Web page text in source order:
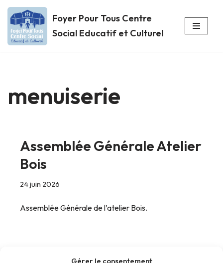
Gérer le consentement
Aller
au
Foyer Pour Tous Centre
Social Educatif et Culturel
menuiserie
Assemblée Générale Atelier
Bois
24 juin 2026
Assemblée Générale de l’atelier Bois.